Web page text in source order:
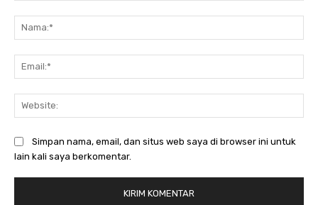
Simpan nama, email, dan situs web saya di browser ini untuk
lain kali saya berkomentar.